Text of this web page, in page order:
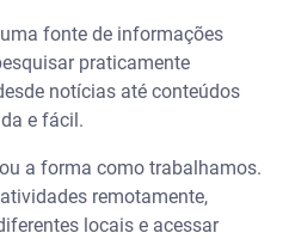
fonte de informações
praticamente
notícias até conteúdos
e fácil.
a forma como trabalhamos.
remotamente,
locais e acessar